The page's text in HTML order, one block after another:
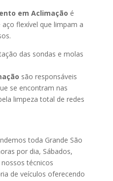
em Aclimação é
flexível que limpam a
das sondas e molas
são responsáveis
se encontram nas
limpeza total de redes
toda Grande São
por dia, Sábados,
técnicos
de veículos oferecendo